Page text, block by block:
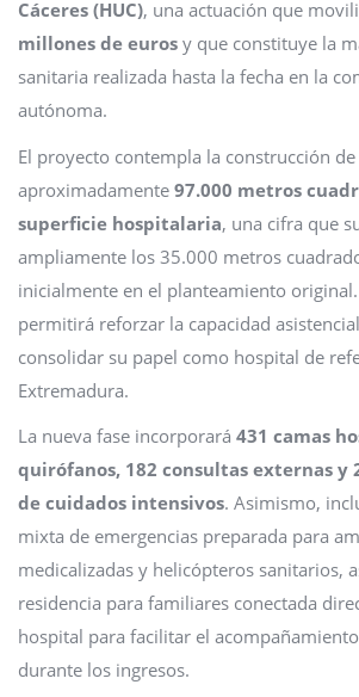
Cáceres (HUC), una actuación que
millones de euros y que constituye la
sanitaria realizada hasta la fecha en la
autónoma.
El proyecto contempla la construcción de
aproximadamente 97.000 metros
superficie hospitalaria, una cifra que
ampliamente los 35.000 metros
inicialmente en el planteamiento
permitirá reforzar la capacidad
consolidar su papel como hospital de
Extremadura.
La nueva fase incorporará 431 camas
quirófanos, 182 consultas externas y
de cuidados intensivos. Asimismo,
mixta de emergencias preparada para
medicalizadas y helicópteros sanitarios,
residencia para familiares conectada
hospital para facilitar el
durante los ingresos.